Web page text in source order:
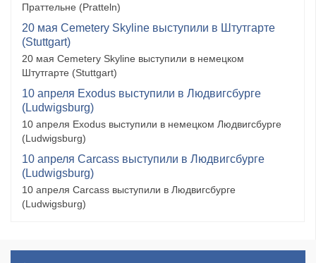
Праттельне (Pratteln)
20 мая Cemetery Skyline выступили в Штутгарте
(Stuttgart)
20 мая Cemetery Skyline выступили в немецком
Штутгарте (Stuttgart)
10 апреля Exodus выступили в Людвигсбурге
(Ludwigsburg)
10 апреля Exodus выступили в немецком Людвигсбурге
(Ludwigsburg)
10 апреля Carcass выступили в Людвигсбурге
(Ludwigsburg)
10 апреля Carcass выступили в Людвигсбурге
(Ludwigsburg)